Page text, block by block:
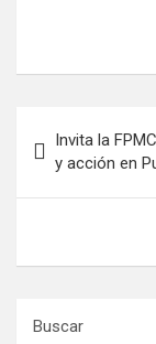
de
entradas
Invita la
y acción en
Buscar